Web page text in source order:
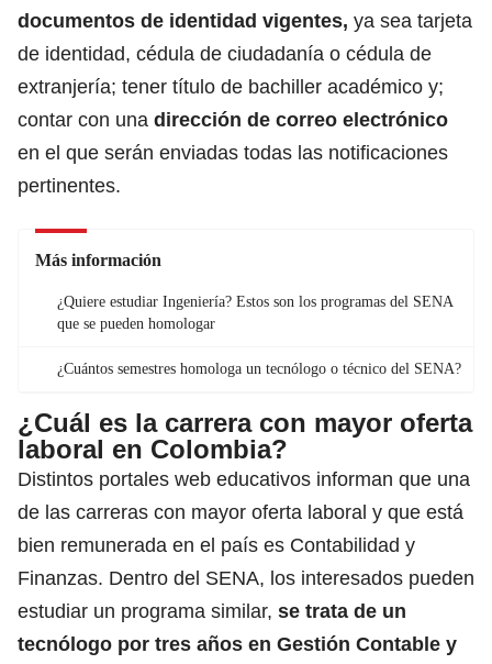
documentos de identidad vigentes, ya sea tarjeta
de identidad, cédula de ciudadanía o cédula de
extranjería; tener título de bachiller académico y;
contar con una dirección de correo electrónico
en el que serán enviadas todas las notificaciones
pertinentes.
Más información
¿Quiere estudiar Ingeniería? Estos son los programas del SENA
que se pueden homologar
¿Cuántos semestres homologa un tecnólogo o técnico del SENA?
¿Cuál es la carrera con mayor oferta
laboral en Colombia?
Distintos portales web educativos informan que una
de las carreras con mayor oferta laboral y que está
bien remunerada en el país es Contabilidad y
Finanzas. Dentro del SENA, los interesados pueden
estudiar un programa similar, se trata de un
tecnólogo por tres años en Gestión Contable y